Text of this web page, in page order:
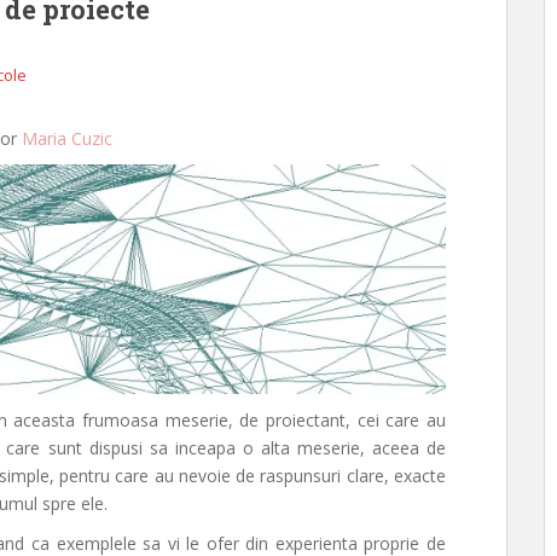
proiecte
Maria Cuzic
aceasta frumoasa meserie, de proiectant, cei care au
sunt dispusi sa inceapa o alta meserie, aceea de
pentru care au nevoie de raspunsuri clare, exacte
spre ele.
ca exemplele sa vi le ofer din experienta proprie de